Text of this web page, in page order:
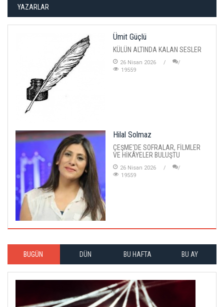
YAZARLAR
Ümit Güçlü
KÜLÜN ALTINDA KALAN SESLER
26 Nisan 2026
19559
Hilal Solmaz
ÇEŞME'DE SOFRALAR, FİLMLER
VE HİKÂYELER BULUŞTU
26 Nisan 2026
19559
BUGÜN DÜN BU HAFTA BU AY